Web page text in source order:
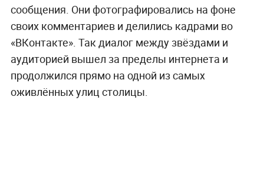
сообщения. Они фотографировались на фоне
своих комментариев и делились кадрами во
«ВКонтакте». Так диалог между звёздами и
аудиторией вышел за пределы интернета и
продолжился прямо на одной из самых
оживлённых улиц столицы.